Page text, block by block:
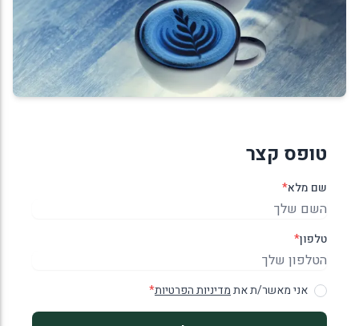
טופס קצר
שם מלא*
טלפון*
אני מאשר/ת אתמדיניות הפרטיות*